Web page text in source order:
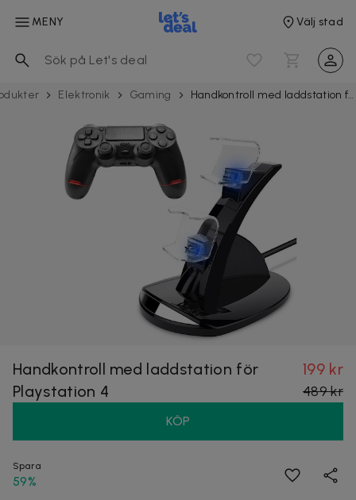
MENY Välj stad
Elektronik Gaming Handkontroll med laddstation för Playstation 4
Handkontroll med laddstation för
Playstation 4
199 kr
489 kr
KÖP
Spara
59%